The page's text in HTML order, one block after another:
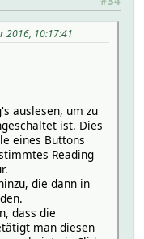
2016, 10:17:41
auslesen, um zu
ist. Dies
eines Buttons
Reading
die dann in
dass die
man diesen